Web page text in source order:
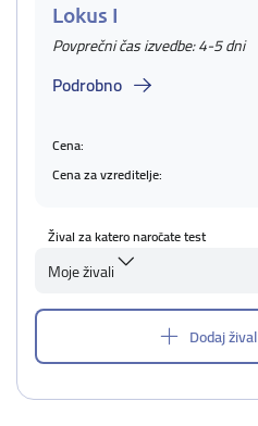
Lokus I
Povprečni čas izvedbe: 4-5 dni
Podrobno
Cena:
Cena za vzreditelje:
Žival za katero naročate test
Moje živali
Dodaj žival